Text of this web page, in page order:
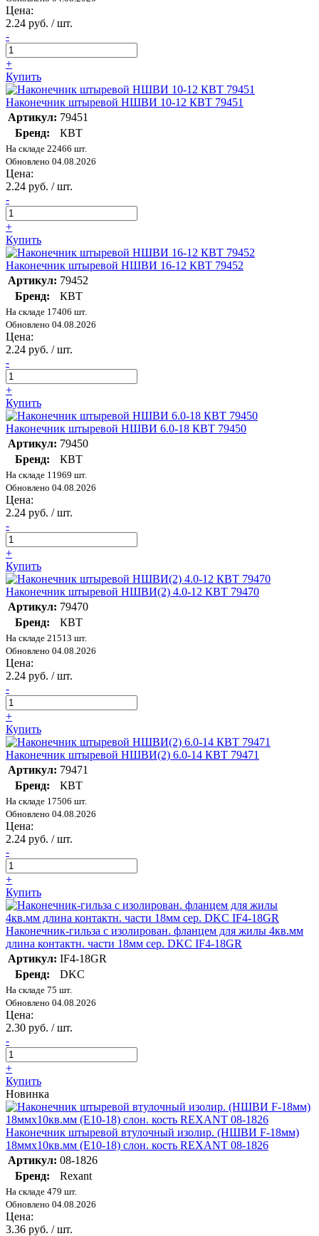
Цена:
2.24 руб. / шт.
-
+
Купить
Наконечник штыревой НШВИ 10-12 КВТ 79451
Артикул: 79451
Бренд:
КВТ
На складе 22466 шт.
Обновлено 04.08.2026
Цена:
2.24 руб. / шт.
-
+
Купить
Наконечник штыревой НШВИ 16-12 КВТ 79452
Артикул: 79452
Бренд:
КВТ
На складе 17406 шт.
Обновлено 04.08.2026
Цена:
2.24 руб. / шт.
-
+
Купить
Наконечник штыревой НШВИ 6.0-18 КВТ 79450
Артикул: 79450
Бренд:
КВТ
На складе 11969 шт.
Обновлено 04.08.2026
Цена:
2.24 руб. / шт.
-
+
Купить
Наконечник штыревой НШВИ(2) 4.0-12 КВТ 79470
Артикул: 79470
Бренд:
КВТ
На складе 21513 шт.
Обновлено 04.08.2026
Цена:
2.24 руб. / шт.
-
+
Купить
Наконечник штыревой НШВИ(2) 6.0-14 КВТ 79471
Артикул: 79471
Бренд:
КВТ
На складе 17506 шт.
Обновлено 04.08.2026
Цена:
2.24 руб. / шт.
-
+
Купить
Наконечник-гильза с изолирован. фланцем для жилы 4кв.мм
длина контактн. части 18мм сер. DKC IF4-18GR
Артикул: IF4-18GR
Бренд:
DKC
На складе 75 шт.
Обновлено 04.08.2026
Цена:
2.30 руб. / шт.
-
+
Купить
Новинка
Наконечник штыревой втулочный изолир. (НШВИ F-18мм)
18ммх10кв.мм (E10-18) слон. кость REXANT 08-1826
Артикул: 08-1826
Бренд:
Rexant
На складе 479 шт.
Обновлено 04.08.2026
Цена:
3.36 руб. / шт.